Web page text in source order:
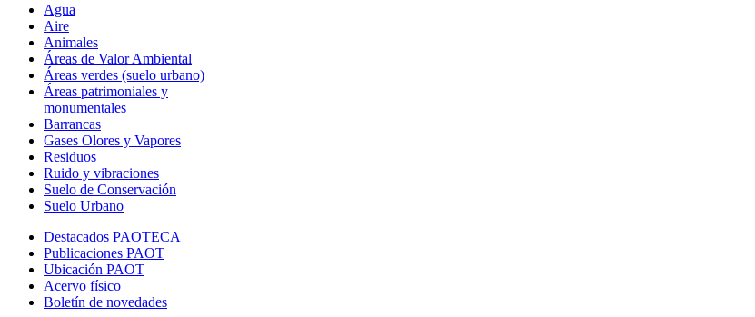
Agua
Aire
Animales
Áreas de Valor Ambiental
Áreas verdes (suelo urbano)
Áreas patrimoniales y
monumentales
Barrancas
Gases Olores y Vapores
Residuos
Ruido y vibraciones
Suelo de Conservación
Suelo Urbano
Destacados PAOTECA
Publicaciones PAOT
Ubicación PAOT
Acervo físico
Boletín de novedades